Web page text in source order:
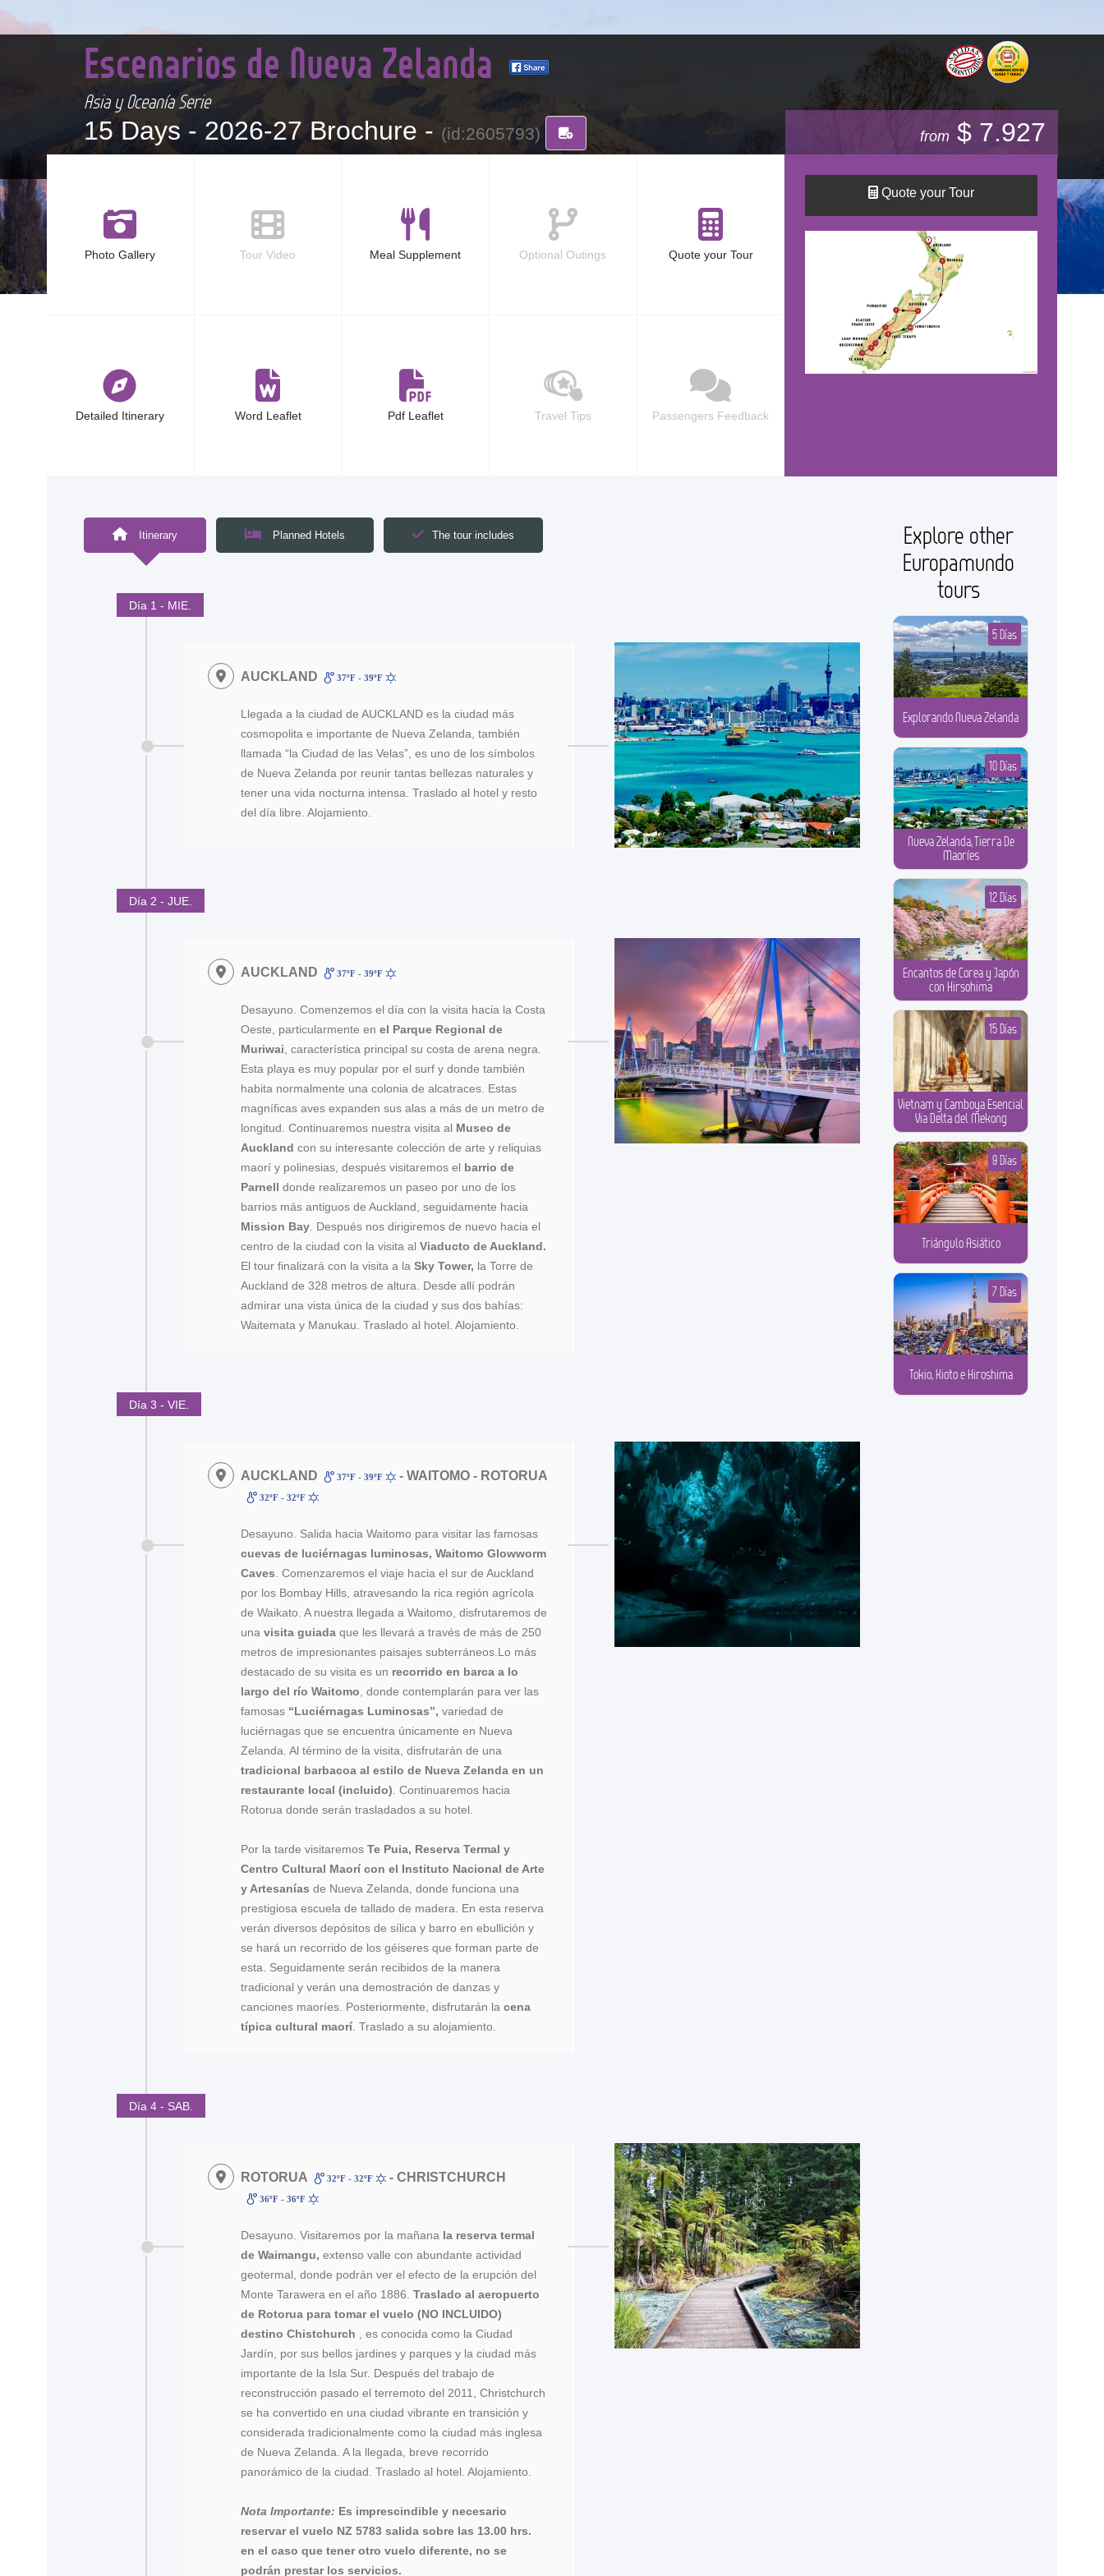
Escenarios de Nueva Zelanda
Asia y Oceanía Serie
15 Days - 2026-27 Brochure - (id:2605793)
Photo Gallery Tour Video Meal Supplement Optional Outings Quote your Tour
Detailed Itinerary Word Leaflet Pdf Leaflet Travel Tips Passengers Feedback
from$ 7.927
Quote your Tour
Itinerary Planned Hotels The tour includes
Día 1 - MIE.
AUCKLAND 37ºF - 39ºF
Llegada a la ciudad de AUCKLAND es la ciudad más
cosmopolita e importante de Nueva Zelanda, también
llamada “la Ciudad de las Velas”, es uno de los símbolos
de Nueva Zelanda por reunir tantas bellezas naturales y
tener una vida nocturna intensa. Traslado al hotel y resto
del día libre. Alojamiento.
Día 2 - JUE.
AUCKLAND 37ºF - 39ºF
Desayuno. Comenzemos el día con la visita hacia la Costa
Oeste, particularmente enel Parque Regional de
Muriwai , característica principal su costa de arena negra.
Esta playa es muy popular por el surf y donde también
habita normalmente una colonia de alcatraces. Estas
magníficas aves expanden sus alas a más de un metro de
longitud. Continuaremos nuestra visita al Museo de
Aucklandcon su interesante colección de arte y reliquias
maorí y polinesias, después visitaremos el barrio de
Parnell donde realizaremos un paseo por uno de los
barrios más antiguos de Auckland, seguidamente hacia
Mission Bay . Después nos dirigiremos de nuevo hacia el
centro de la ciudad con la visita alViaducto de Auckland.
El tour finalizará con la visita a laSky Tower, la Torre de
Auckland de 328 metros de altura. Desde allí podrán
admirar una vista única de la ciudad y sus dos bahías:
Waitemata y Manukau. Traslado al hotel. Alojamiento.
Día 3 - VIE.
AUCKLAND 37ºF - 39ºF - WAITOMO - ROTORUA
32ºF - 32ºF
Desayuno. Salida hacia Waitomo para visitar las famosas
cuevas de luciérnagas luminosas, Waitomo Glowworm
Caves . Comenzaremos el viaje hacia el sur de Auckland
por los Bombay Hills, atravesando la rica región agrícola
de Waikato. A nuestra llegada a Waitomo, disfrutaremos de
unavisita guiada que les llevará a través de más de 250
metros de impresionantes paisajes subterráneos.Lo más
destacado de su visita es un recorrido en barca a lo
largo del río Waitomo , donde contemplarán para ver las
famosas “Luciérnagas Luminosas”, variedad de
luciérnagas que se encuentra únicamente en Nueva
Zelanda. Al término de la visita, disfrutarán de una
tradicional barbacoa al estilo de Nueva Zelanda en un
restaurante local (incluido) . Continuaremos hacia
Rotorua donde serán trasladados a su hotel.
Por la tarde visitaremosTe Puia, Reserva Termal y
Centro Cultural Maorí con el Instituto Nacional de Arte
y Artesanías de Nueva Zelanda, donde funciona una
prestigiosa escuela de tallado de madera. En esta reserva
verán diversos depósitos de sílica y barro en ebullición y
se hará un recorrido de los géiseres que forman parte de
esta. Seguidamente serán recibidos de la manera
tradicional y verán una demostración de danzas y
canciones maoríes. Posteriormente, disfrutarán lacena
típica cultural maorí . Traslado a su alojamiento.
Día 4 - SAB.
ROTORUA 32ºF - 32ºF - CHRISTCHURCH
36ºF - 36ºF
Desayuno. Visitaremos por la mañana la reserva termal
de Waimangu, extenso valle con abundante actividad
geotermal, donde podrán ver el efecto de la erupción del
Monte Tarawera en el año 1886.Traslado al aeropuerto
de Rotorua para tomar el vuelo (NO INCLUIDO)
destino Chistchurch
, es conocida como la Ciudad
Jardín, por sus bellos jardines y parques y la ciudad más
importante de la Isla Sur. Después del trabajo de
reconstrucción pasado el terremoto del 2011, Christchurch
se ha convertido en una ciudad vibrante en transición y
considerada tradicionalmente como la ciudad más inglesa
de Nueva Zelanda. A la llegada, breve recorrido
panorámico de la ciudad. Traslado al hotel. Alojamiento.
Nota Importante: Es imprescindible y necesario
reservar el vuelo NZ 5783 salida sobre las 13.00 hrs.
en el caso que tener otro vuelo diferente, no se
podrán prestar los servicios.
Explore other
Europamundo
tours
Explorando Nueva Zelanda
5 Días
Nueva Zelanda, Tierra De
Maoríes
10 Días
Encantos de Corea y Japón
con Hirsohima
12 Días
Vietnam y Camboya Esencial
Via Delta del Mekong
15 Días
Triángulo Asiático
9 Días
Tokio, Kioto e Hiroshima
7 Días